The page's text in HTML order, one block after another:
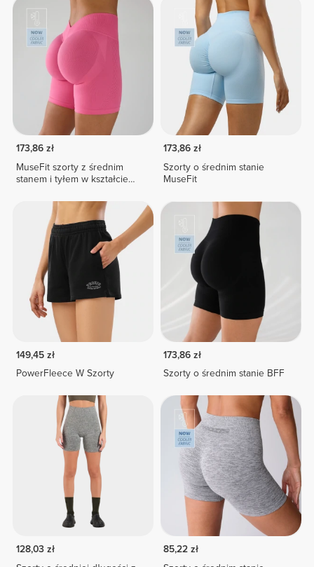
173,86 zł
MuseFit szorty z średnim
stanem i tyłem w kształcie
173,86 zł
Szorty o średnim stanie
MuseFit
149,45 zł
PowerFleece W Szorty
173,86 zł
Szorty o średnim stanie BFF
128,03 zł
85,22 zł